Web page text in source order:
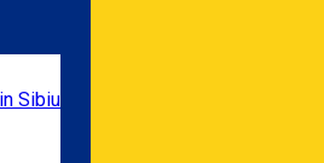
Sibiu